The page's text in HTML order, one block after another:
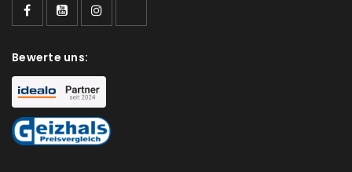
Ein Link zum Erstellen eines neuen Passworts wird an
deine E-Mail-Adresse gesendet.
NEWSLETTER ABONNIEREN
Bewerte uns: